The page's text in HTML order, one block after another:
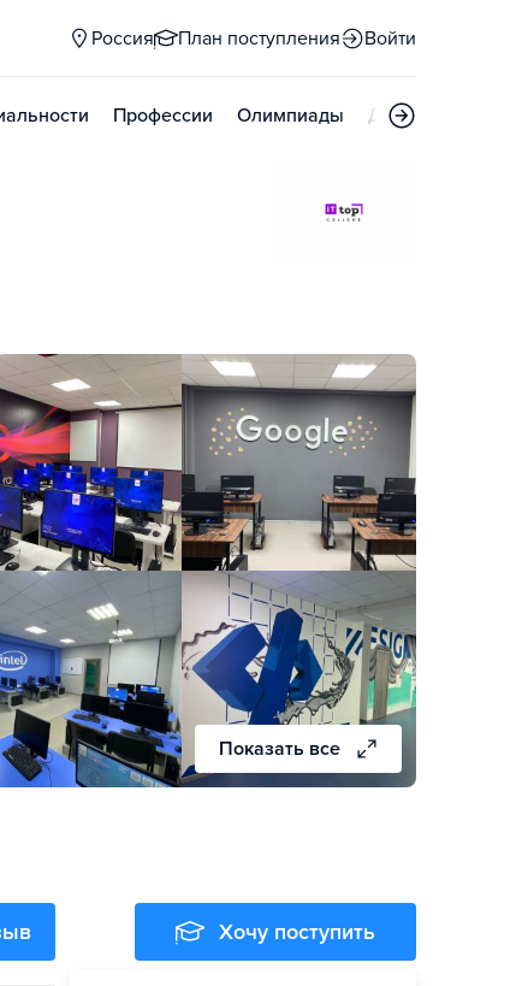
Россия План поступления Войти
Профессии Олимпиады Дни открытых
Показать все
Хочу поступить